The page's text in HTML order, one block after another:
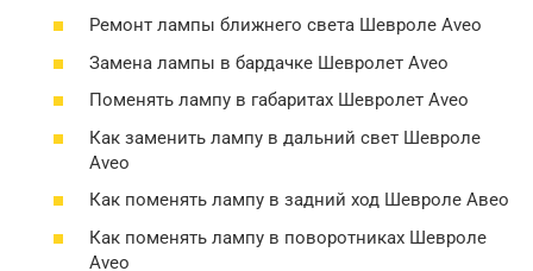
Ремонт лампы ближнего света Шевроле Aveo
Замена лампы в бардачке Шевролет Aveo
Поменять лампу в габаритах Шевролет Aveo
Как заменить лампу в дальний свет Шевроле
Aveo
Как поменять лампу в задний ход Шевроле Авео
Как поменять лампу в поворотниках Шевроле
Aveo